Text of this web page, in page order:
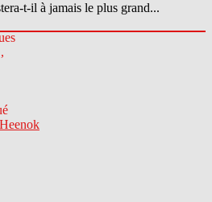
t-il à jamais le plus grand...